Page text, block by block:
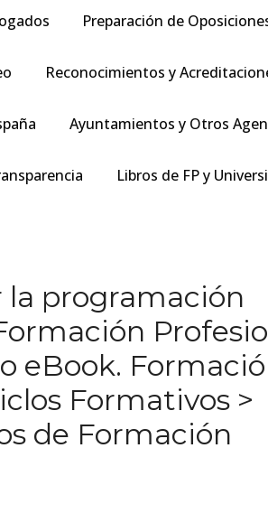
Preparación de
Reconocimientos y
Ayuntamientos y Otros
Libros de FP y
la programación
eBook.
Formativos >
de Formación